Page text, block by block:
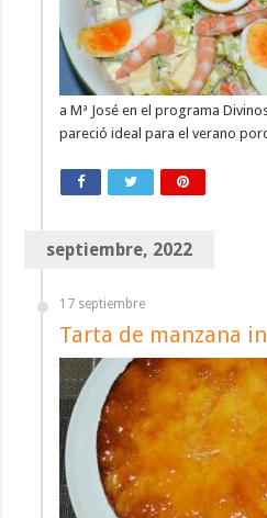
a Mª José en el programa
pareció ideal para el verano
septiembre, 2022
17 septiembre
Tarta de manzana